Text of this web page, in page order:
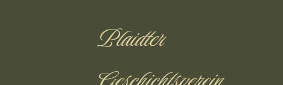
Plaidter